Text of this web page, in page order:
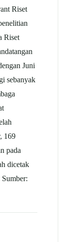
Riset
Riset
Juni
sebanyak
169
pada
dicetak